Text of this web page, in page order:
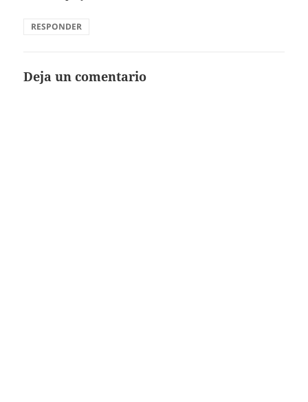
RESPONDER
Deja un comentario